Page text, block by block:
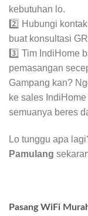
kebutuhan lo.
2️⃣ Hubungi
buat konsultasi
3️⃣ Tim IndiHome
pemasangan
Gampang kan?
ke sales
semuanya beres
Lo tunggu apa
Pamulang
Pasang WiFi